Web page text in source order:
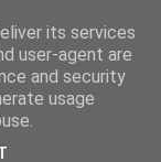
its services
user-agent are
and security
usage